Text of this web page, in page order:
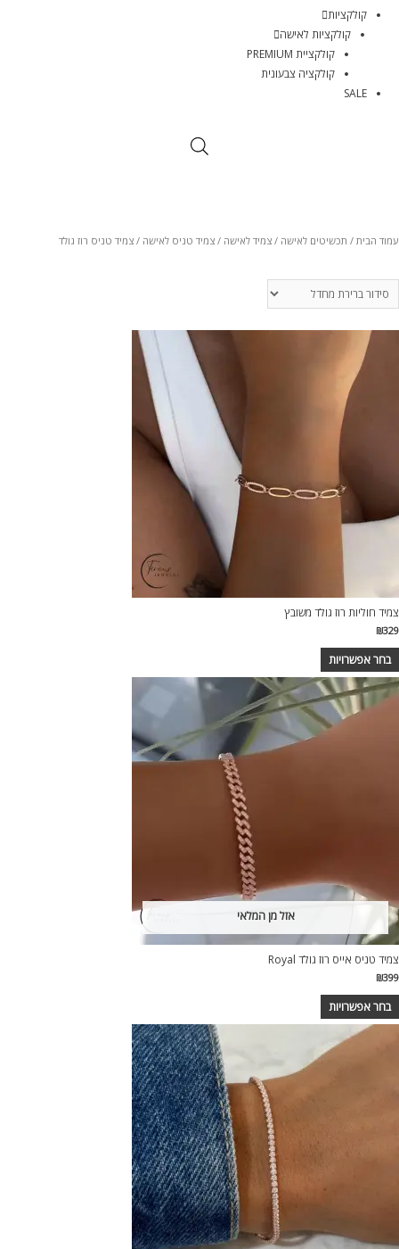
קולקציות
קולקציות לאישה
קולקציית PREMIUM
קולקציה צבעונית
SALE
עמוד הבית / תכשיטים לאישה / צמיד לאישה / צמיד טניס לאישה / צמיד טניס רוז גולד
צמיד חוליות רוז גולד משובץ
₪329
בחר אפשרויות
אזל מן המלאי
צמיד טניס אייס רוז גולד Royal
₪399
בחר אפשרויות